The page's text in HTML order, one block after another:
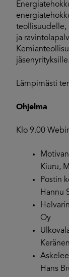
teollisuudelle,
ja
jäsenyrityksille.
Lämpimästi
Ohjelma
Klo 9.00
Kiuru,
Postin
Hannu
Oy
Hans